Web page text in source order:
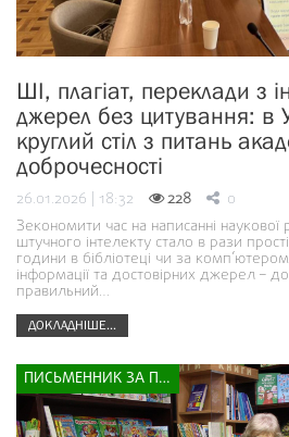
ШІ, плагіат, переклади з
джерел без цитування: в
круглий стіл з питань
доброчесності
26.01.2026 | 18:32 228 0
Зекономити час на написанні
штучного інтелекту стало в рази
години в бібліотеці чи за
інформації та достовірних джерел –
правильний…
ДОКЛАДНІШЕ...
ПИСЬМЕННИК ЗА ПРИЛАВКОМ